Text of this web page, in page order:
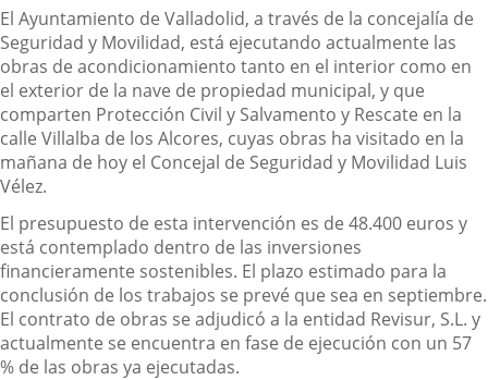
Descripción
El Ayuntamiento de Valladolid, a través de la concejalía de
Seguridad y Movilidad, está ejecutando actualmente las
obras de acondicionamiento tanto en el interior como en
el exterior de la nave de propiedad municipal, y que
comparten Protección Civil y Salvamento y Rescate en la
calle Villalba de los Alcores, cuyas obras ha visitado en la
mañana de hoy el Concejal de Seguridad y Movilidad Luis
Vélez.
El presupuesto de esta intervención es de 48.400 euros y
está contemplado dentro de las inversiones
financieramente sostenibles. El plazo estimado para la
conclusión de los trabajos se prevé que sea en septiembre.
El contrato de obras se adjudicó a la entidad Revisur, S.L. y
actualmente se encuentra en fase de ejecución con un 57
% de las obras ya ejecutadas.